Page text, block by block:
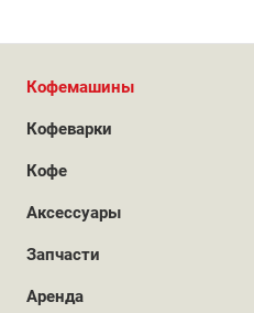
Кофемашины
Кофеварки
Кофе
Аксессуары
Запчасти
Аренда